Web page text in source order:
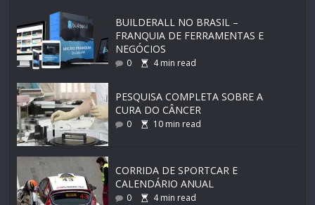
BUILDERALL NO BRASIL –
FRANQUIA DE FERRAMENTAS E
NEGÓCIOS
0 4min read
PESQUISA COMPLETA SOBRE A
CURA DO CÂNCER
0 10 min read
CORRIDA DE SPORTCAR E
CALENDÁRIO ANUAL
0 4min read